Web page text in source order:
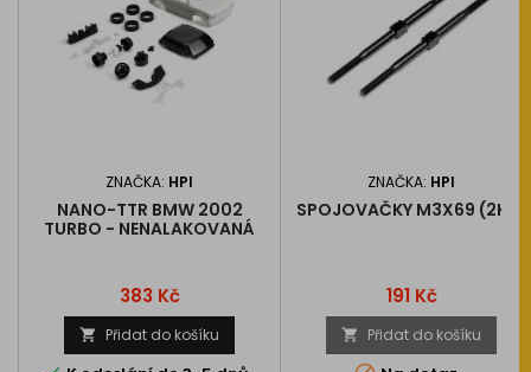
ZNAČKA: HPI
NANO-TTR BMW 2002
TURBO - NENALAKOVANÁ
Cena
383 Kč
 Přidat do košíku
ZNAČKA: HPI
SPOJOVAČKY M3X69 (2KS)
Cena
191 Kč
 Přidat do košíku